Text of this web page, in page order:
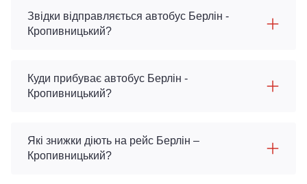
Звідки відправляється автобус Берлін -
Кропивницький?
Куди прибуває автобус Берлін -
Кропивницький?
Які знижки діють на рейс Берлін –
Кропивницький?